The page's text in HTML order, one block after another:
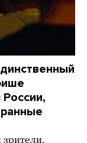
России,
зрители,